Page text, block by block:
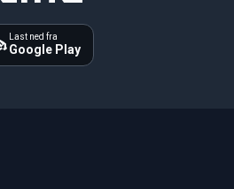
Last ned fra
Google Play